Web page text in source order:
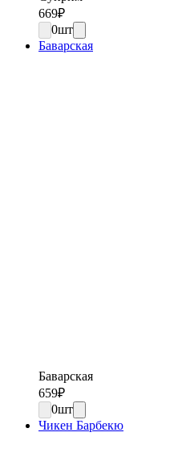
669₽
0шт
Баварская
Баварская
659₽
0шт
Чикен Барбекю